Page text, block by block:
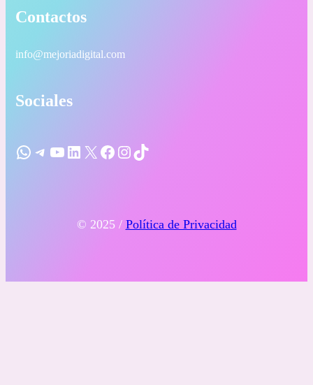
Contactos
info@mejoriadigital.com
Sociales
WhatsApp Telegram YouTube LinkedIn X Facebook Instagram TikTok
© 2025 / Política de Privacidad